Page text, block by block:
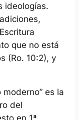
ideologías.
que no está
(Ro. 10:2), y
es la
del